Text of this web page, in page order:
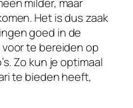
milder, maar
Het is dus zaak
goed in de
te bereiden op
Zo kun je optimaal
te bieden heeft,